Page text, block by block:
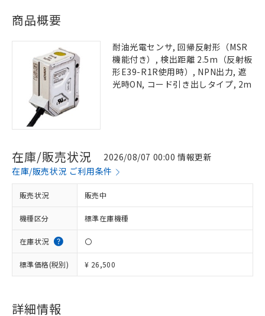
商品概要
耐油光電センサ, 回帰反射形（MSR
機能付き）, 検出距離 2.5m（反射板
形E39-R1R使用時）, NPN出力, 遮
光時ON, コード引き出しタイプ, 2m
在庫/販売状況
2026/08/07 00:00 情報更新
在庫/販売状況 ご利用条件
販売状況 販売中
機種区分 標準在庫機種
在庫状況 〇
標準価格(税別) ¥ 26,500
詳細情報